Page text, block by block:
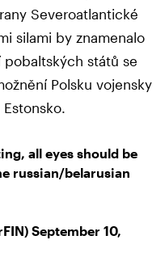
Severoatlantické
silami by znamenalo
států se
Polsku vojensky
all eyes should be
russian/belarusian
September 10,